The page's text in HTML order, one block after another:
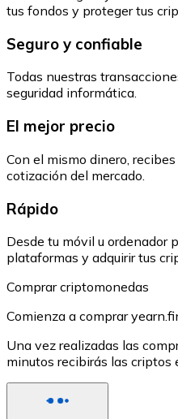
tus fondos y proteger tus
Seguro y confiable
Todas nuestras
seguridad informática.
El mejor precio
Con el mismo dinero,
cotización del mercado.
Rápido
Desde tu móvil u ordenador
plataformas y adquirir tus
Comprar criptomonedas
Comienza a comprar
Una vez realizadas las
minutos recibirás las criptos